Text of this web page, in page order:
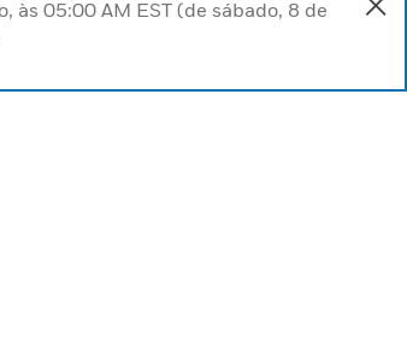
às 05:00 AM EST (de sábado, 8 de